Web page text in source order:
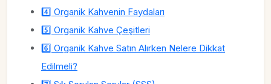
4️⃣ Organik Kahvenin Faydaları
5️⃣ Organik Kahve Çeşitleri
6️⃣ Organik Kahve Satın Alırken Nelere Dikkat
Edilmeli?